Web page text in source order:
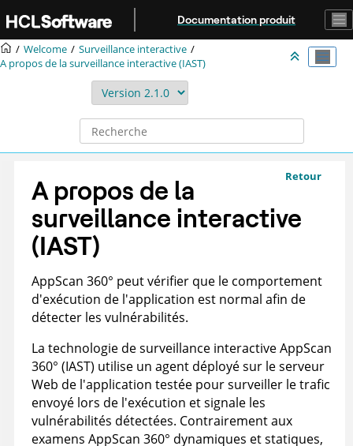
Aller au contenu principal
Documentation produit
Welcome
Surveillance interactive
A propos de la surveillance interactive (IAST)
Retour
A propos de la
surveillance interactive
(IAST)
AppScan 360° peut vérifier que le comportement
d'exécution de l'application est normal afin de
détecter les vulnérabilités.
La technologie de surveillance interactiveAppScan
360° (IAST) utilise un agent déployé sur le serveur
Web de l'application testée pour surveiller le trafic
envoyé lors de l'exécution et signale les
vulnérabilités détectées. Contrairement aux
examens AppScan 360° dynamiques et statiques,